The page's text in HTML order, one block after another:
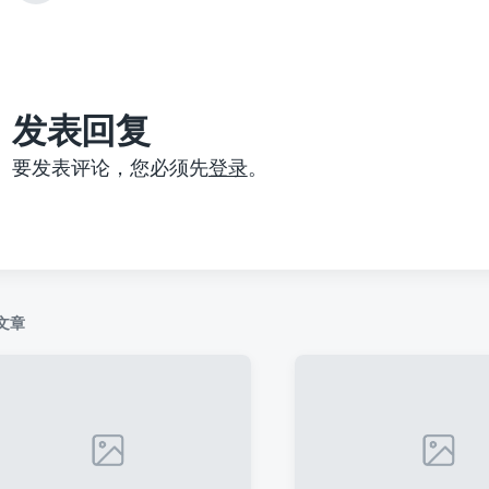
篇
发表回复
要发表评论，您必须先登录。
章